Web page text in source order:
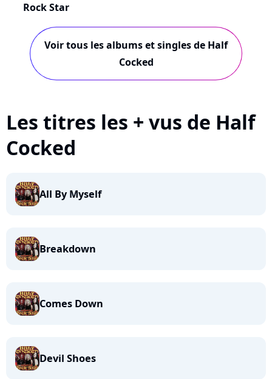
Rock Star
Voir tous les albums et singles de Half
Cocked
Les titres les + vus de Half
Cocked
All By Myself
Breakdown
Comes Down
Devil Shoes